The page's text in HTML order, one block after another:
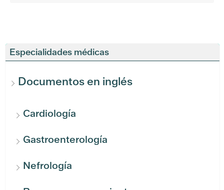
Especialidades médicas
Documentos en inglés
Cardiología
Gastroenterología
Nefrología